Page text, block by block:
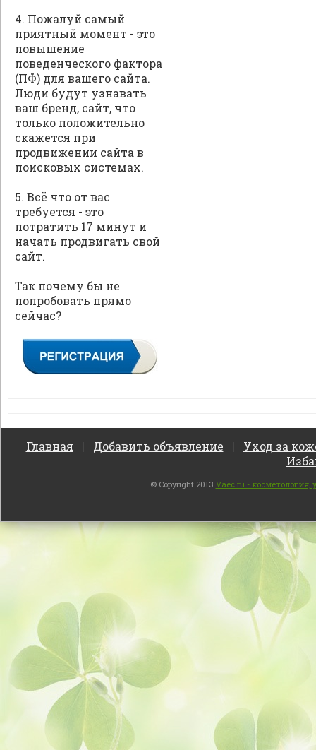
4. Пожалуй самый
приятный момент - это
повышение
поведенческого фактора
(ПФ) для вашего сайта.
Люди будут узнавать
ваш бренд, сайт, что
только положительно
скажется при
продвижении сайта в
поисковых системах.
5. Всё что от вас
требуется - это
потратить 17 минут и
начать продвигать свой
сайт.
Так почему бы не
попробовать прямо
сейчас?
Главная | Добавить объявление | Уход за
© Copyright 2013 Vaec.ru - косметология,